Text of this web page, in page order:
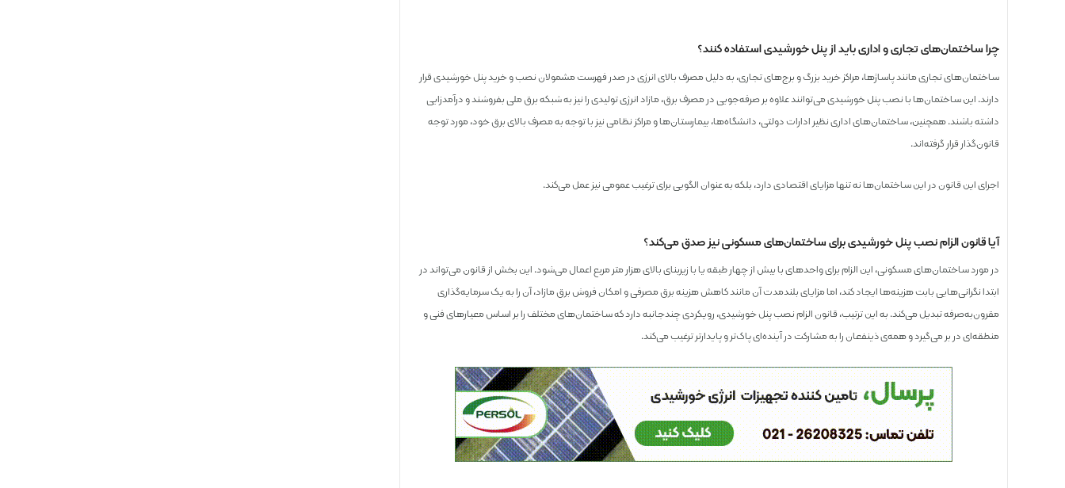
چرا ساختمان‌های تجاری و اداری باید از پنل خورشیدی استفاده کنند؟
ساختمان‌های تجاری مانند پاساژها، مراکز خرید بزرگ و برج‌های تجاری، به دلیل مصرف بالای انرژی در صدر فهرست مشمولان نصب و خرید پنل خورشیدی قرار
دارند. این ساختمان‌ها با نصب پنل خورشیدی می‌توانند علاوه بر صرفه‌جویی در مصرف برق، مازاد انرژی تولیدی را نیز به شبکه برق ملی بفروشند و درآمدزایی
داشته باشند. همچنین، ساختمان‌های اداری نظیر ادارات دولتی، دانشگاه‌ها، بیمارستان‌ها و مراکز نظامی نیز با توجه به مصرف بالای برق خود، مورد توجه
قانون‌گذار قرار گرفته‌اند.
اجرای این قانون در این ساختمان‌ها نه تنها مزایای اقتصادی دارد، بلکه به عنوان الگویی برای ترغیب عمومی نیز عمل می‌کند.
آیا قانون الزام نصب پنل خورشیدی برای ساختمان‌های مسکونی نیز صدق می‌کند؟
در مورد ساختمان‌های مسکونی، این الزام برای واحدهای با بیش از چهار طبقه یا با زیربنای بالای هزار متر مربع اعمال می‌شود. این بخش از قانون می‌تواند در
ابتدا نگرانی‌هایی بابت هزینه‌ها ایجاد کند، اما مزایای بلندمدت آن مانند کاهش هزینه برق مصرفی و امکان فروش برق مازاد، آن را به یک سرمایه‌گذاری
مقرون‌به‌صرفه تبدیل می‌کند. به این ترتیب، قانون الزام نصب پنل خورشیدی، رویکردی چندجانبه دارد که ساختمان‌های مختلف را بر اساس معیارهای فنی و
منطقه‌ای در بر می‌گیرد و همه‌ی ذینفعان را به مشارکت در آینده‌ای پاک‌تر و پایدارتر ترغیب می‌کند.